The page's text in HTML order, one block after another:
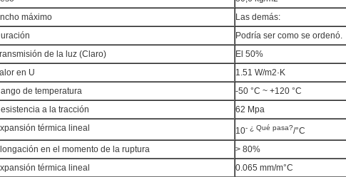
máximo
Las demás:
Podría ser como se ordenó.
de la luz (Claro)
El 50%
en U
1.51 W/m2·K
de temperatura
-50 °C ~ +120 °C
a la tracción
62 Mpa
térmica lineal
10- ¿ Qué pasa?/°C
en el momento de la ruptura
> 80%
térmica lineal
0.065 mm/m°C